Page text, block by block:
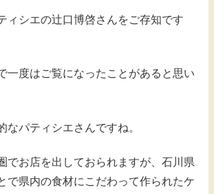
ィシエの辻口博啓さんをご存知です
一度はご覧になったことがあると思い
なパティシエさんですね。
でお店を出しておられますが、石川県
で県内の食材にこだわって作られたケ